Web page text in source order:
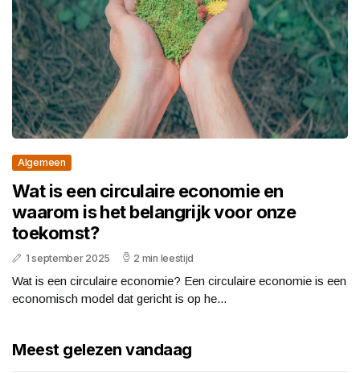
Algemeen
Wat is een circulaire economie en
waarom is het belangrijk voor onze
toekomst?
1 september 2025 2 min leestijd
Wat is een circulaire economie? Een circulaire economie is een
economisch model dat gericht is op he...
Meest gelezen vandaag